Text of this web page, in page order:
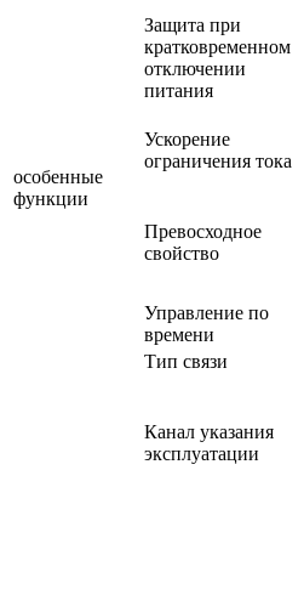
особенные
функции
Защита при
кратковременном
отключении
питания
Ускорение
ограничения тока
Превосходное
свойство
Управление по
времени
Тип связи
Канал указания
эксплуатации